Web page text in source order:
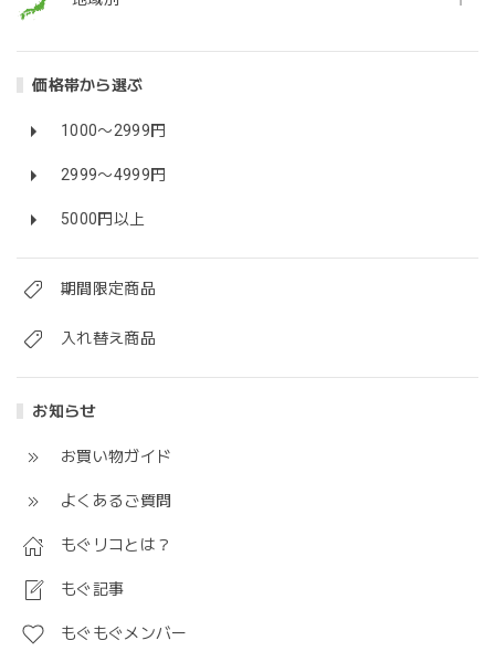
価格帯から選ぶ
1000〜2999円
2999〜4999円
5000円以上
期間限定商品
入れ替え商品
お知らせ
お買い物ガイド
よくあるご質問
もぐリコとは？
もぐ記事
もぐもぐメンバー